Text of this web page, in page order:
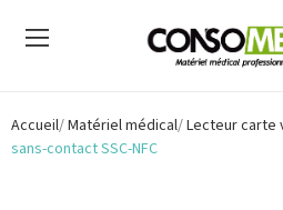
Accueil Matériel médical Lecteur carte
sans-contact SSC-NFC